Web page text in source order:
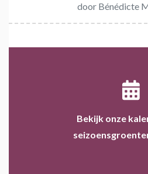
door Bénédicte
Bekijk onze